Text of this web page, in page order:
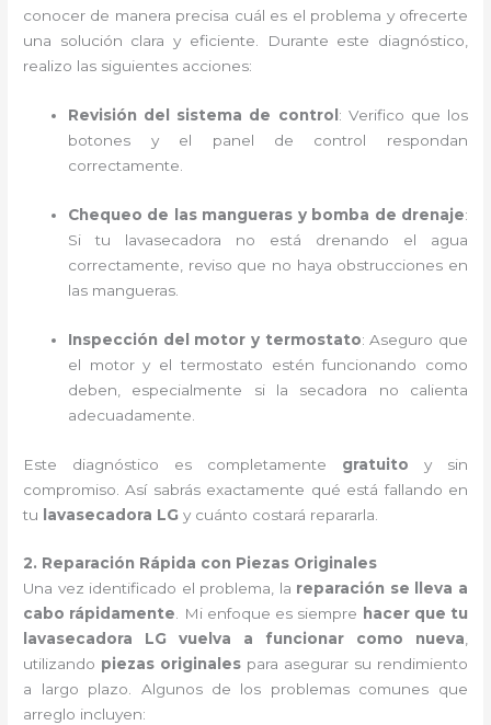
conocer de manera precisa cuál es el problema y ofrecerte
una solución clara y eficiente. Durante este diagnóstico,
realizo las siguientes acciones:
Revisión del sistema de control : Verifico que los
botones y el panel de control respondan
correctamente.
Chequeo de las mangueras y bomba de drenaje:
Si tu lavasecadora no está drenando el agua
correctamente, reviso que no haya obstrucciones en
las mangueras.
Inspección del motor y termostato: Aseguro que
el motor y el termostato estén funcionando como
deben, especialmente si la secadora no calienta
adecuadamente.
Este diagnóstico es completamente gratuito y sin
compromiso. Así sabrás exactamente qué está fallando en
tu lavasecadora LG y cuánto costará repararla.
2. Reparación Rápida con Piezas Originales
Una vez identificado el problema, la reparación se lleva a
cabo rápidamente. Mi enfoque es siempre hacer que tu
lavasecadora LG vuelva a funcionar como nueva,
utilizando piezas originales para asegurar su rendimiento
a largo plazo. Algunos de los problemas comunes que
arreglo incluyen: